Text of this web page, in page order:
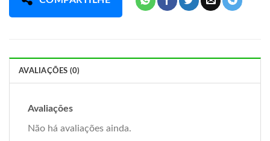
AVALIAÇÕES (0)
Avaliações
Não há avaliações ainda.